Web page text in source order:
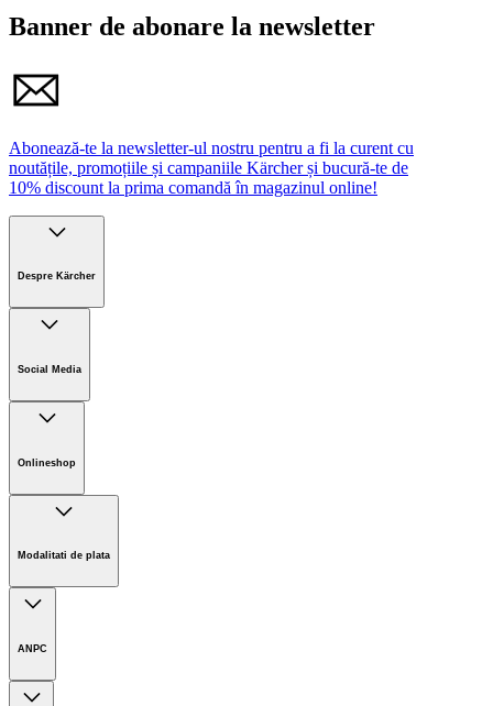
Banner de abonare la newsletter
Abonează-te la newsletter-ul nostru pentru a fi la curent cu
noutățile, promoțiile și campaniile Kärcher și bucură-te de
10% discount la prima comandă în magazinul online!
Despre Kärcher
Sustenabilitate
Noutati
Social Media
Onlineshop
Informații magazin online
Retur
Modalitati de plata
ANPC